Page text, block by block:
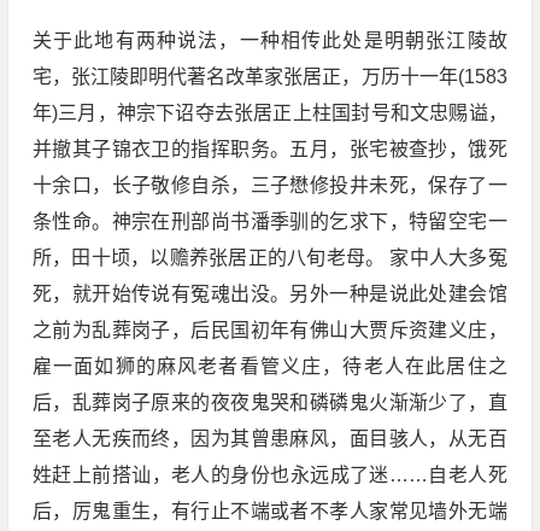
关于此地有两种说法，一种相传此处是明朝张江陵故
宅，张江陵即明代著名改革家张居正，万历十一年(1583
年)三月，神宗下诏夺去张居正上柱国封号和文忠赐谥，
并撤其子锦衣卫的指挥职务。五月，张宅被查抄，饿死
十余口，长子敬修自杀，三子懋修投井未死，保存了一
条性命。神宗在刑部尚书潘季驯的乞求下，特留空宅一
所，田十顷，以赡养张居正的八旬老母。 家中人大多冤
死，就开始传说有冤魂出没。另外一种是说此处建会馆
之前为乱葬岗子，后民国初年有佛山大贾斥资建义庄，
雇一面如狮的麻风老者看管义庄，待老人在此居住之
后，乱葬岗子原来的夜夜鬼哭和磷磷鬼火渐渐少了，直
至老人无疾而终，因为其曾患麻风，面目骇人，从无百
姓赶上前搭讪，老人的身份也永远成了迷……自老人死
后，厉鬼重生，有行止不端或者不孝人家常见墙外无端